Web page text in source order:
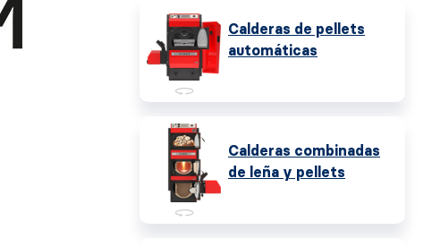
Calderas de pellets
automáticas
Calderas combinadas
de leña y pellets